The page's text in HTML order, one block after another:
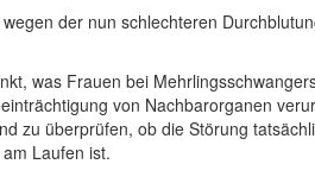
der nun schlechteren
was Frauen bei
von Nachbarorganen
zu überprüfen, ob die Störung
Laufen ist.